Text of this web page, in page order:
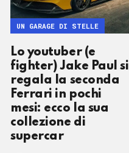
Lo youtuber (e
fighter) Jake Paul si
regala la seconda
Ferrari in pochi
mesi: ecco la sua
collezione di
supercar
UN GARAGE DI STELLE